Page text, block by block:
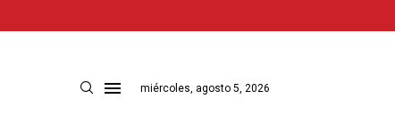
miércoles, agosto 5, 2026